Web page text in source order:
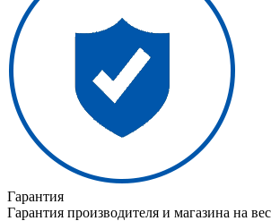
Гарантия
Гарантия производителя и магазина на